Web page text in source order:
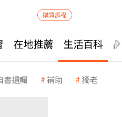
購買課程
在地推薦 生活百科
書遺囑 補助 獨老